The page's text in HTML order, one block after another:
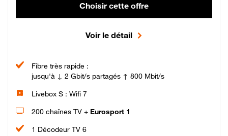
Choisir cette offre
Voir le détail
Fibre très rapide :
jusqu'à ↓ 2 Gbit/s partagés ↑ 800 Mbit/s
Livebox S : Wifi 7
200 chaînes TV + Eurosport 1
1 Décodeur TV 6